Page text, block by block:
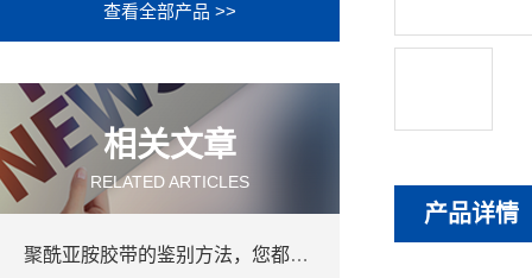
查看全部产品 >>
相关文章
RELATED ARTICLES
聚酰亚胺胶带的鉴别方法，您都知道吗
产品详情